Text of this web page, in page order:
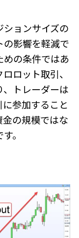
ションサイズの
の影響を軽減で
めの条件ではあ
ロット取引、
、トレーダーは
参加すること
の規模ではな
。